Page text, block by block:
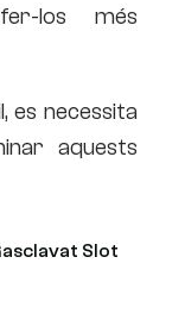
los més
es necessita
aquests
Slot